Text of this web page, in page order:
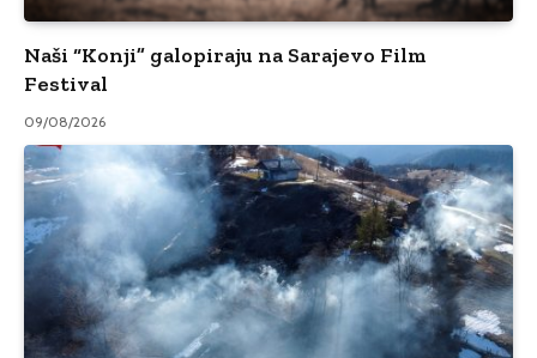
Naši “Konji” galopiraju na Sarajevo Film
Festival
09/08/2026